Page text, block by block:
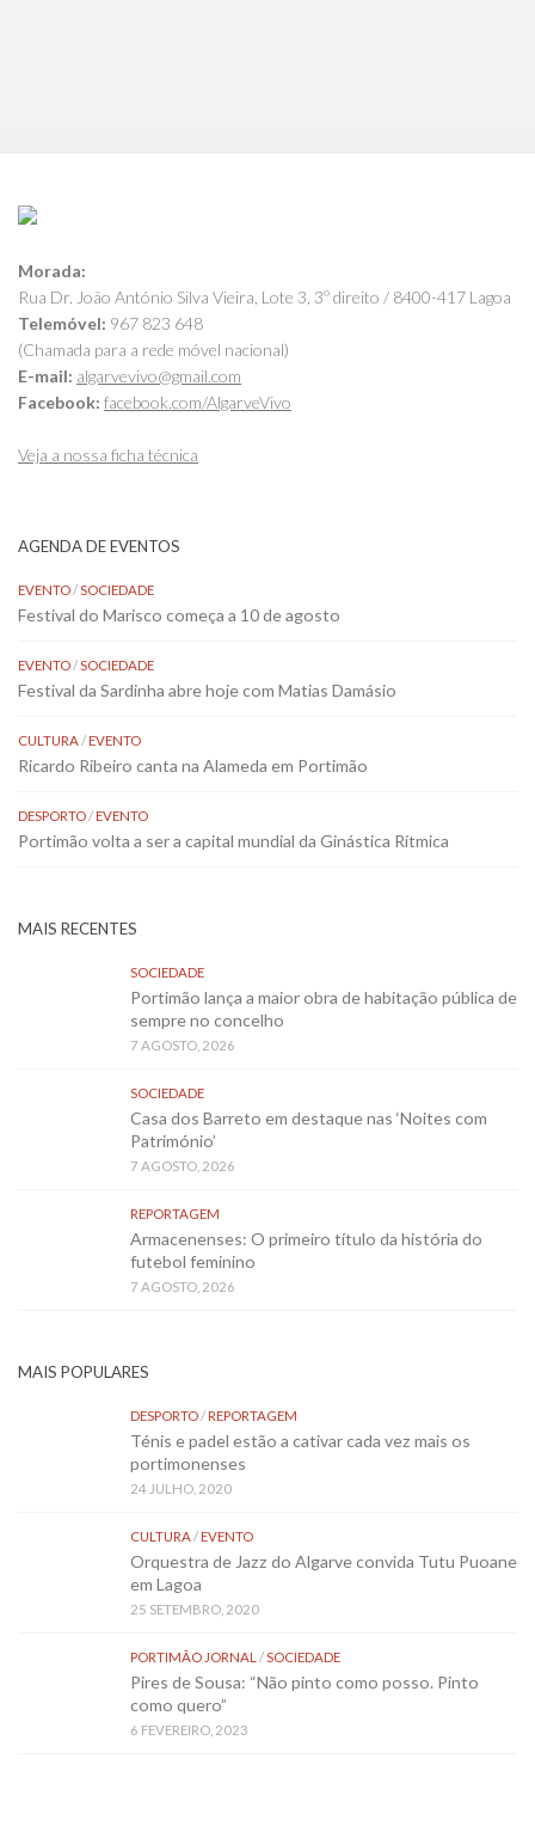
Morada:
Rua Dr. João António Silva Vieira, Lote 3, 3º direito / 8400-417 Lagoa
Telemóvel: 967 823 648
(Chamada para a rede móvel nacional)
E-mail: algarvevivo@gmail.com
Facebook: facebook.com/AlgarveVivo
Veja a nossa ficha técnica
AGENDA DE EVENTOS
EVENTO/SOCIEDADE
Festival do Marisco começa a 10 de agosto
EVENTO/SOCIEDADE
Festival da Sardinha abre hoje com Matias Damásio
CULTURA/EVENTO
Ricardo Ribeiro canta na Alameda em Portimão
DESPORTO/EVENTO
Portimão volta a ser a capital mundial da Ginástica Rítmica
MAIS RECENTES
SOCIEDADE
Portimão lança a maior obra de habitação pública de
sempre no concelho
7 AGOSTO, 2026
SOCIEDADE
Casa dos Barreto em destaque nas ‘Noites com
Património’
7 AGOSTO, 2026
REPORTAGEM
Armacenenses: O primeiro título da história do
futebol feminino
7 AGOSTO, 2026
MAIS POPULARES
DESPORTO/REPORTAGEM
Ténis e padel estão a cativar cada vez mais os
portimonenses
24 JULHO, 2020
CULTURA/EVENTO
Orquestra de Jazz do Algarve convida Tutu Puoane
em Lagoa
25 SETEMBRO, 2020
PORTIMÃO JORNAL /SOCIEDADE
Pires de Sousa: “Não pinto como posso. Pinto
como quero”
6 FEVEREIRO, 2023